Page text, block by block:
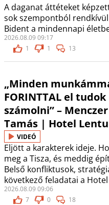
A daganat áttéteket
sok szempontból
Bident a mindennapi
2026.08.09 09:17
1
1 13
„Minden
FORINTTAL el tudok
számolni” – Menczer
Tamás | Hotel
VIDEÓ
Eljött a karakterek ideje.
meg a Tisza, és meddig
Belső konfliktusok,
következő feladatai a
2026.08.09 09:06
7
0 18